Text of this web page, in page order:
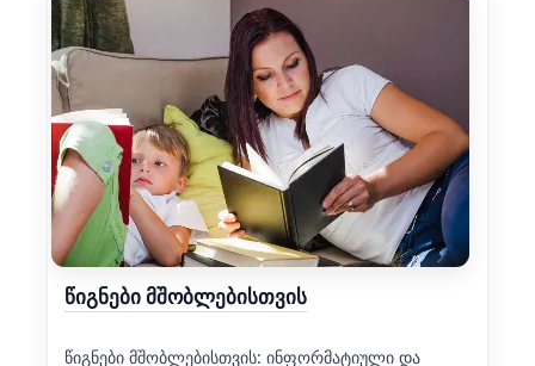
წიგნები მშობლებისთვის
წიგნები მშობლებისთვის: ინფორმატიული და